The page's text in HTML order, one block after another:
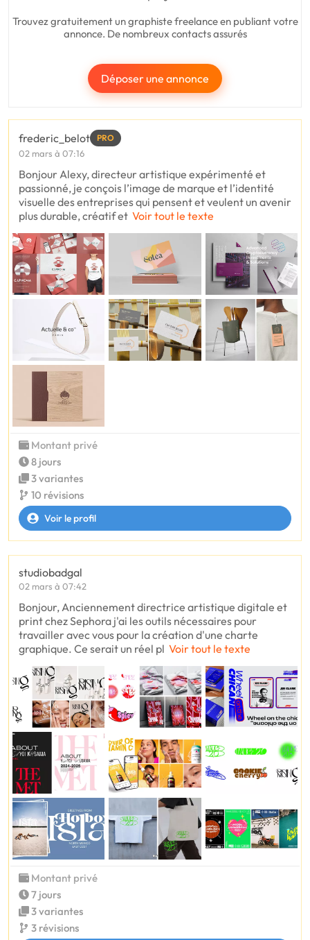
Trouvez gratuitement un graphiste freelance en publiant votre
annonce. De nombreux contacts assurés
Déposer une annonce
frederic_belot PRO
02 mars à 07:16
Bonjour Alexy, directeur artistique expérimenté et
passionné, je conçois l’image de marque et l’identité
visuelle des entreprises qui pensent et veulent un avenir
plus durable, créatif et Voir tout le texte
Montant privé
8 jours
3 variantes
10 révisions
Voir le profil
studiobadgal
02 mars à 07:42
Bonjour, Anciennement directrice artistique digitale et
print chez Sephora j'ai les outils nécessaires pour
travailler avec vous pour la création d'une charte
graphique. Ce serait un réel pl Voir tout le texte
Montant privé
7 jours
3 variantes
3 révisions